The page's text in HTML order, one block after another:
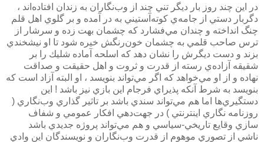
در اين چند روز بار ديگر تني چند از وب‌نگاران به زندان افتاده‌اند ،
دگربار دستي از جامه‌ي كوته‌آستيني به در آمده و بر گلوي اهل قلم
چنگ انداخته و چندان مي‌فشارد كه چشمان بهت زده و سرشار از
ترس صاحب قلمي به چشمان خون‌رنگش خيره شود تا او نيشخندي
بزند و دست ديگرش را نشان دهد كه اسلحه آماده شليك را بر
شقيقه آزاده‌ي رسته از قدرت و ثروت و اهل حقيقت و صداقت
نهاده و از او مي‌خواهد كه اگر مي‌تواند بنويسد ، او البته آزاد است كه
بنويسد به شرط آنكه پذيراي فرجام اين بازي نيز باشد ! اين
دستگيري‌ها اما هم مي‌تواند سندي باشد بر تاثير گذاري وب‌نگاري (
روزنامه نگاري اينترنتي ) در جهت‌دهي افكار عمومي و شفاف
سازي وقايع تاريخي-سياسي و هم مي‌تواند پروژه جديدي باشد
ناشي از تصوري موهوم از قدرت وب‌نگاران و نويسندگان اين وادي